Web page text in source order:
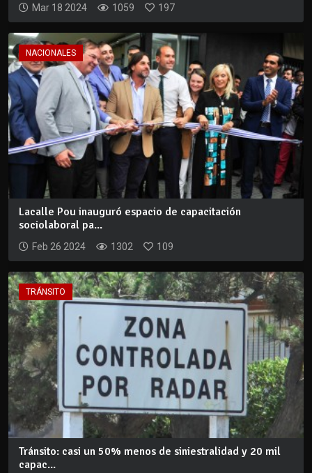
Mar 18 2024 1059 197
NACIONALES
Lacalle Pou inauguró espacio de capacitación
sociolaboral pa...
Feb 26 2024 1302 109
TRÁNSITO
Tránsito: casi un 50% menos de siniestralidad y 20 mil
capac...